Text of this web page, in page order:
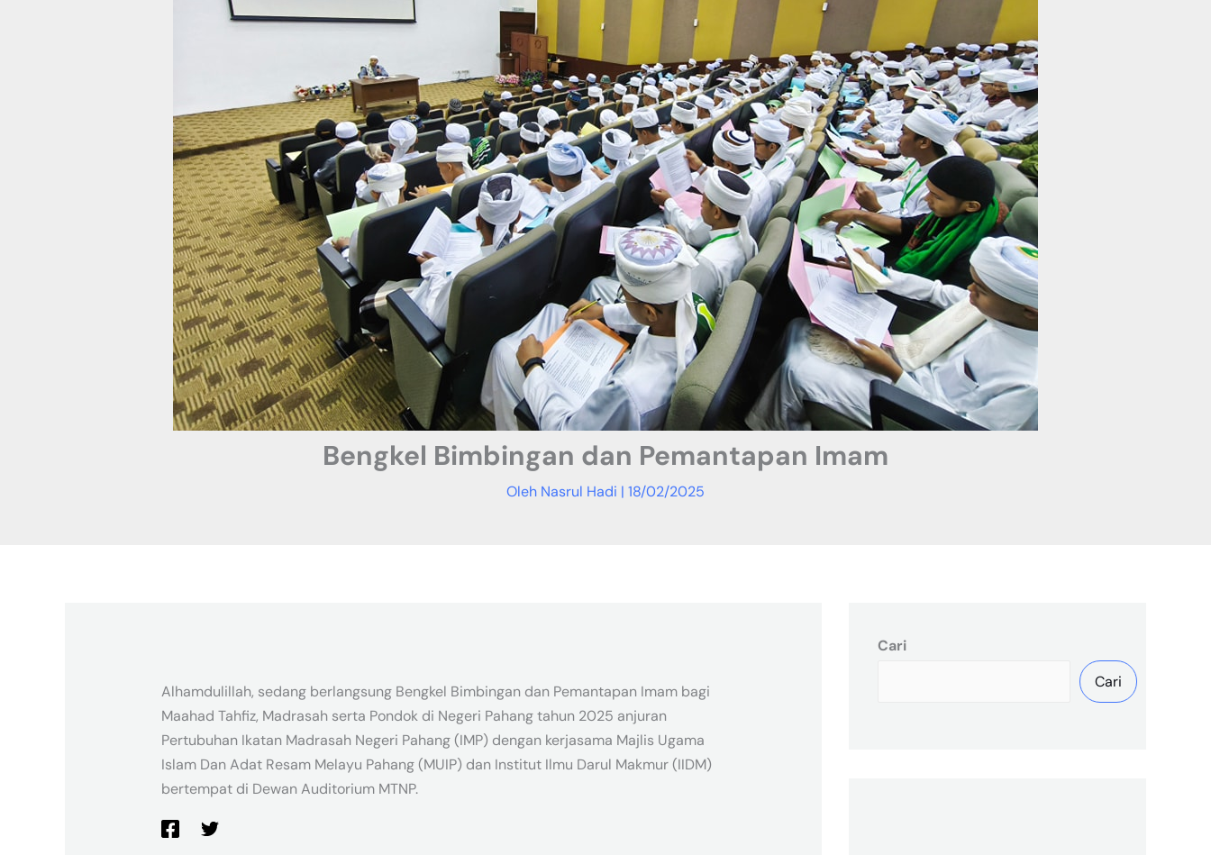
Bengkel Bimbingan dan Pemantapan Imam
Oleh Nasrul Hadi | 18/02/2025
Alhamdulillah, sedang berlangsung Bengkel Bimbingan dan Pemantapan Imam bagi
Maahad Tahfiz, Madrasah serta Pondok di Negeri Pahang tahun 2025 anjuran
Pertubuhan Ikatan Madrasah Negeri Pahang (IMP) dengan kerjasama Majlis Ugama
Islam Dan Adat Resam Melayu Pahang (MUIP) dan Institut Ilmu Darul Makmur (IIDM)
bertempat di Dewan Auditorium MTNP.
Cari
Cari